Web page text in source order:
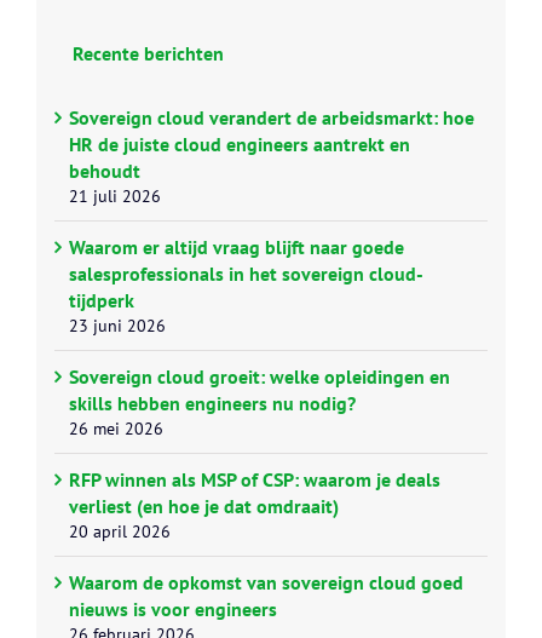
Recente berichten
Sovereign cloud verandert de arbeidsmarkt: hoe
HR de juiste cloud engineers aantrekt en
behoudt
21 juli 2026
Waarom er altijd vraag blijft naar goede
salesprofessionals in het sovereign cloud-
tijdperk
23 juni 2026
Sovereign cloud groeit: welke opleidingen en
skills hebben engineers nu nodig?
26 mei 2026
RFP winnen als MSP of CSP: waarom je deals
verliest (en hoe je dat omdraait)
20 april 2026
Waarom de opkomst van sovereign cloud goed
nieuws is voor engineers